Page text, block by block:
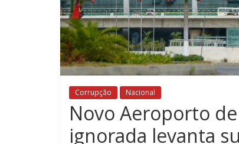
Corrupção Nacional
Novo Aeroporto
ignorada levanta